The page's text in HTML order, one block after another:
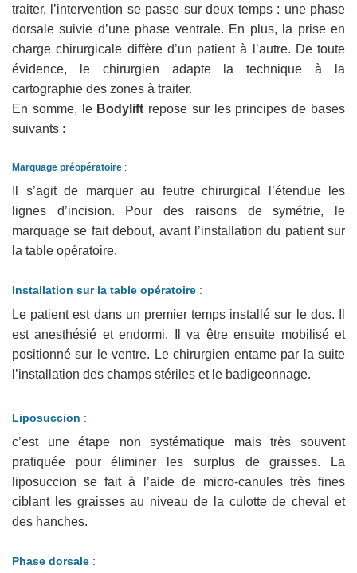
traiter, l’intervention se passe sur deux temps : une phase
dorsale suivie d’une phase ventrale. En plus, la prise en
charge chirurgicale diffère d’un patient à l’autre. De toute
évidence, le chirurgien adapte la technique à la
cartographie des zones à traiter.
En somme, le Bodylift repose sur les principes de bases
suivants :
Marquage préopératoire :
Il s’agit de marquer au feutre chirurgical l’étendue les
lignes d’incision. Pour des raisons de symétrie, le
marquage se fait debout, avant l’installation du patient sur
la table opératoire.
Installation sur la table opératoire :
Le patient est dans un premier temps installé sur le dos. Il
est anesthésié et endormi. Il va être ensuite mobilisé et
positionné sur le ventre. Le chirurgien entame par la suite
l’installation des champs stériles et le badigeonnage.
Liposuccion :
c’est une étape non systématique mais très souvent
pratiquée pour éliminer les surplus de graisses. La
liposuccion se fait à l’aide de micro-canules très fines
ciblant les graisses au niveau de la culotte de cheval et
des hanches.
Phase dorsale :